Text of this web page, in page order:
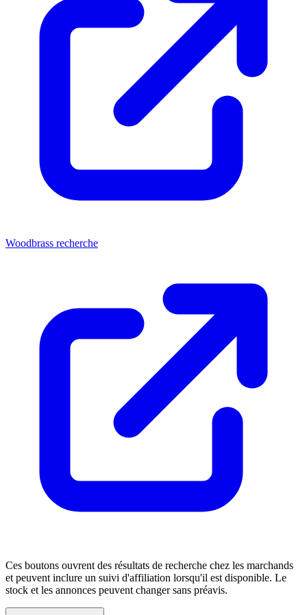
Woodbrass recherche
Ces boutons ouvrent des résultats de recherche chez les marchands
et peuvent inclure un suivi d'affiliation lorsqu'il est disponible. Le
stock et les annonces peuvent changer sans préavis.